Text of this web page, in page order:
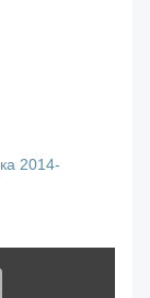
2014-